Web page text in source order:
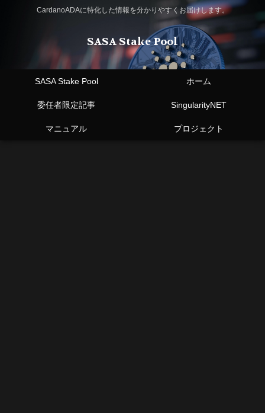
CardanoADAに特化した情報を分かりやすくお届けします。
SASA Stake Pool
SASA Stake Pool ホーム
委任者限定記事 SingularityNET
マニュアル プロジェクト